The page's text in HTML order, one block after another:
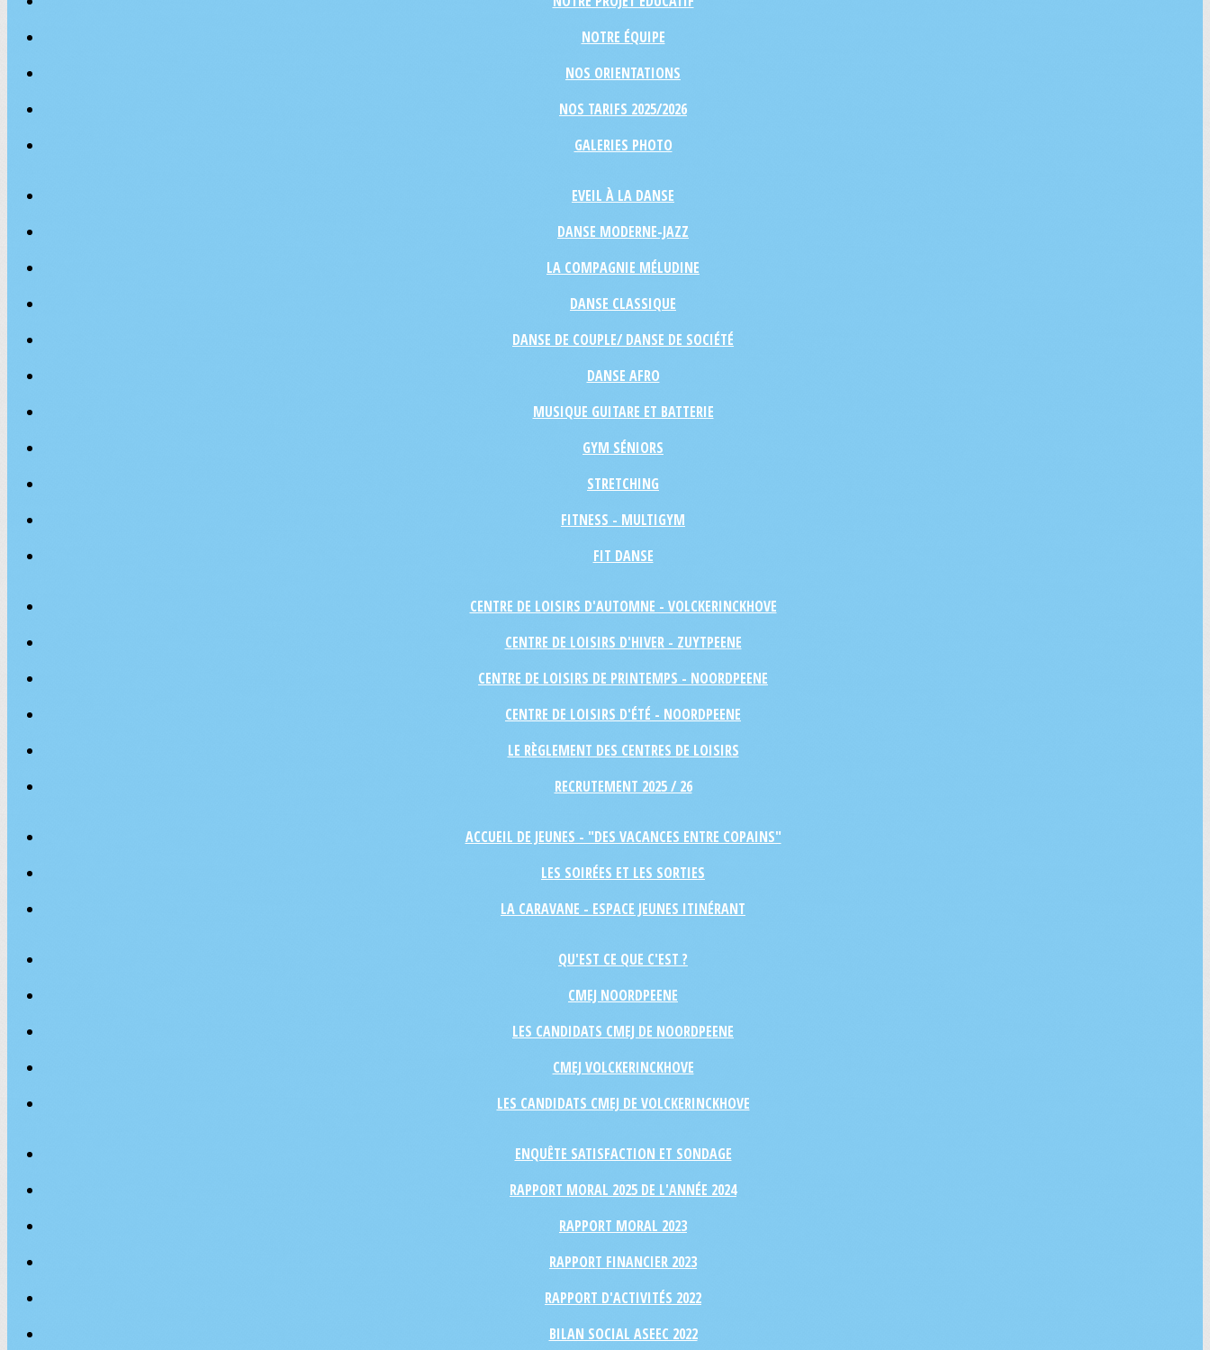
NOTRE ÉQUIPE
NOS ORIENTATIONS
NOS TARIFS 2025/2026
GALERIES PHOTO
EVEIL À LA DANSE
DANSE MODERNE-JAZZ
LA COMPAGNIE MÉLUDINE
DANSE CLASSIQUE
DANSE DE COUPLE/ DANSE DE SOCIÉTÉ
DANSE AFRO
MUSIQUE GUITARE ET BATTERIE
GYM SÉNIORS
STRETCHING
FITNESS - MULTIGYM
FIT DANSE
CENTRE DE LOISIRS D'AUTOMNE - VOLCKERINCKHOVE
CENTRE DE LOISIRS D'HIVER - ZUYTPEENE
CENTRE DE LOISIRS DE PRINTEMPS - NOORDPEENE
CENTRE DE LOISIRS D'ÉTÉ - NOORDPEENE
LE RÈGLEMENT DES CENTRES DE LOISIRS
RECRUTEMENT 2025 / 26
ACCUEIL DE JEUNES - "DES VACANCES ENTRE COPAINS"
LES SOIRÉES ET LES SORTIES
LA CARAVANE - ESPACE JEUNES ITINÉRANT
QU'EST CE QUE C'EST ?
CMEJ NOORDPEENE
LES CANDIDATS CMEJ DE NOORDPEENE
CMEJ VOLCKERINCKHOVE
LES CANDIDATS CMEJ DE VOLCKERINCKHOVE
ENQUÊTE SATISFACTION ET SONDAGE
RAPPORT MORAL 2025 DE L'ANNÉE 2024
RAPPORT MORAL 2023
RAPPORT FINANCIER 2023
RAPPORT D'ACTIVITÉS 2022
BILAN SOCIAL ASEEC 2022